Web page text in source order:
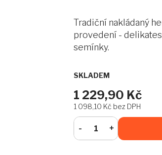
1 229,90 Kč
1 098,10 Kč bez DPH
SKLADEM
Tradiční nakládaný
provedení -
semínky.